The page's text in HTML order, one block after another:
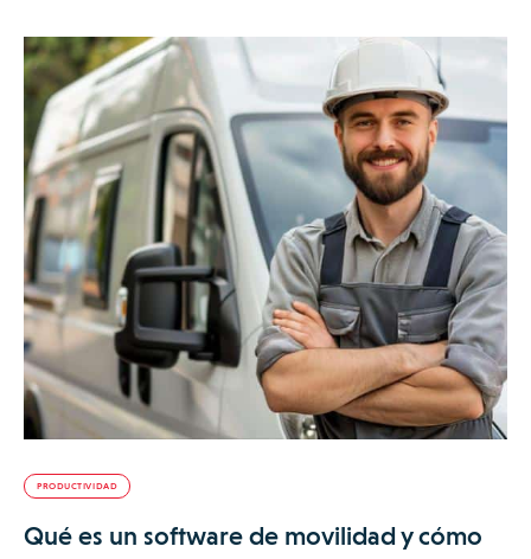
PRODUCTIVIDAD
Qué es un software de movilidad y cómo